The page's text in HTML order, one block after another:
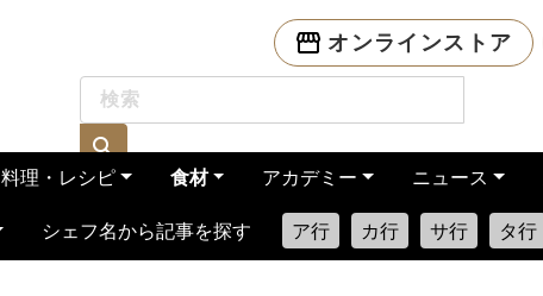
オンラインストア
料理・レシピ 食材 アカデミー ニュース
シェフ名から記事を探す ア行 カ行 サ行 タ行